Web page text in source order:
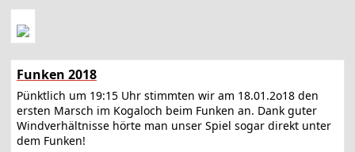
Funken 2018
Pünktlich um 19:15 Uhr stimmten wir am 18.01.2o18 den
ersten Marsch im Kogaloch beim Funken an. Dank guter
Windverhältnisse hörte man unser Spiel sogar direkt unter
dem Funken!